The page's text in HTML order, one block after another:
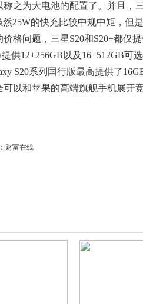
之为大电池的配置了。并且，
然25W的快充比较中规中矩，但
格问题，三星S20和S20+都仅
提供12+256GB以及16+512GB可
S20系列国行版最高提供了
可以和苹果的高端旗舰手机展开
财富在线